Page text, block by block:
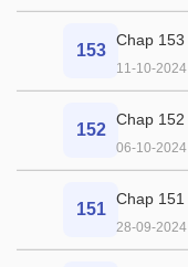
153
Chap 153
11-10-2024
152
Chap 152
06-10-2024
151
Chap 151
28-09-2024